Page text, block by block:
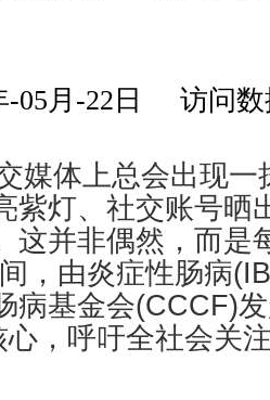
05月-22日 访问数
媒体上总会出现一
灯、社交账号晒
这并非偶然，而是
间，由炎症性肠病
病基金会(CCCF)
心，呼吁全社会关